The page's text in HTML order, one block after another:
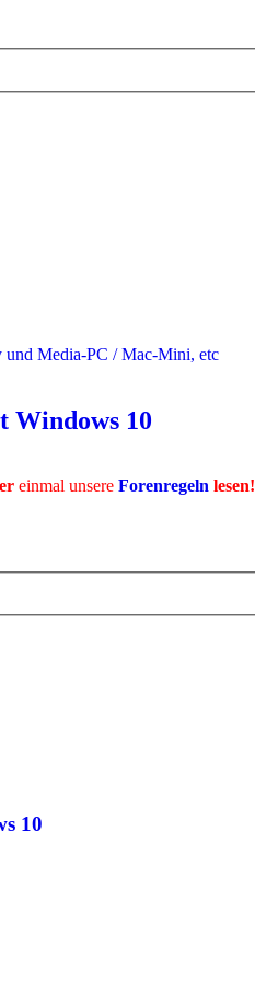
und Media-PC / Mac-Mini, etc
Windows 10
einmal unsere Forenregeln lesen!
10